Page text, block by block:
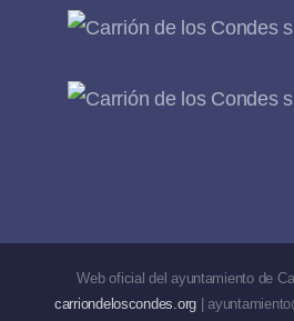
Web oficial del ayuntamiento de
carriondeloscondes.org |